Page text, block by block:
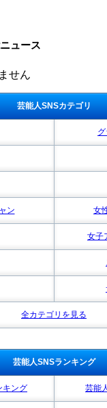
ュース
せん
芸能人SNSカテゴリ
ン 女
女子
全カテゴリを見る
芸能人SNSランキング
キング 芸能